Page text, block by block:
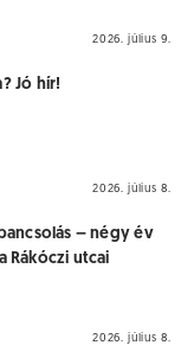
2026. július 9.
Jó hír!
2026. július 8.
– négy év
Rákóczi utcai
2026. július 8.